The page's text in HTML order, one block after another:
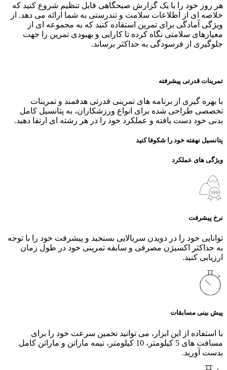
هر روز خود را با یک گزارش صبحگاهی قابل تنظیم شروع کنید که
خلاصه‌ ای از اطلاعات سلامت و تندرستی به شما ارائه می دهد. از
ویژگی آمادگی برای تمرین استفاده کنید که به مجموعه‌ ای از
معیارهای سلامتی نگاه کرده تا کارایی و بهبودی تمرین را جهت
جلوگیری از فرسودگی به حداکثر برساند.
تمرینات قدرتی پیشرفته
با بهره‌ گیری از برنامه‌ های تمرینی قدرتی هدفمند و تمرینات
تخصصی طراحی شده برای انواع ورزشکاران، به پتانسیل کامل
بدنی خود دست یافته و عملکرد خود را در هر رشته‌ ای ارتقا دهید.
پتانسیل نهفته خود را شکوفا کنید
ویژگی های عملکرد
نرخ پیشرفت
توانایی خود را در دویدن سربالایی بسنجید و پیشرفت خود را با توجه
به حداکثر اکسیژن مصرفی و سابقه تمرینی خود در طول زمان
ارزیابی کنید.
پیش بینی مسابقات
با استفاده از این ابزار، می‌ توانید تخمین سرعت خود را برای
مسافت‌ های 5 کیلومتر، 10 کیلومتر، نیمه ماراتن و ماراتن کامل
بدست آورید.